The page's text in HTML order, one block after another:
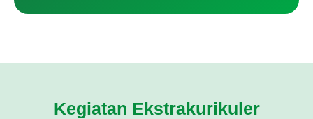
Kegiatan Ekstrakurikuler